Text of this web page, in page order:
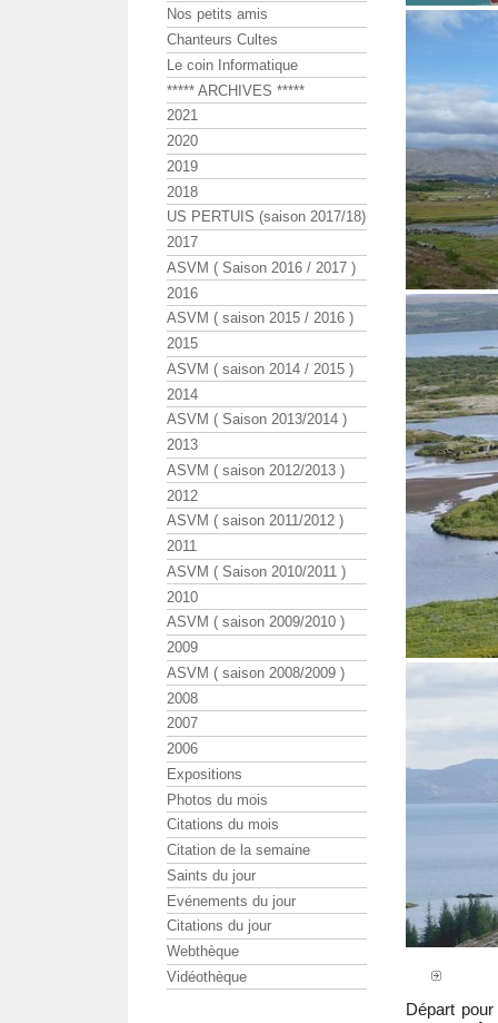
Départ
Nos petits amis
Chanteurs Cultes
Le coin Informatique
***** ARCHIVES *****
2021
2020
2019
2018
US PERTUIS (saison 2017/18)
2017
ASVM ( Saison 2016 / 2017 )
2016
ASVM ( saison 2015 / 2016 )
2015
ASVM ( saison 2014 / 2015 )
2014
ASVM ( Saison 2013/2014 )
2013
ASVM ( saison 2012/2013 )
2012
ASVM ( saison 2011/2012 )
2011
ASVM ( Saison 2010/2011 )
2010
ASVM ( saison 2009/2010 )
2009
ASVM ( saison 2008/2009 )
2008
2007
2006
Expositions
Photos du mois
Citations du mois
Citation de la semaine
Saints du jour
Evénements du jour
Citations du jour
Webthèque
Vidéothèque